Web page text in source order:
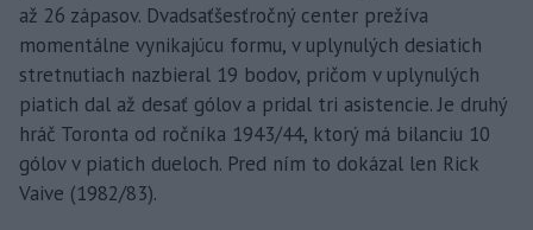
až 26 zápasov. Dvadsaťšesťročný center prežíva
momentálne vynikajúcu formu, v uplynulých desiatich
stretnutiach nazbieral 19 bodov, pričom v uplynulých
piatich dal až desať gólov a pridal tri asistencie. Je druhý
hráč Toronta od ročníka 1943/44, ktorý má bilanciu 10
gólov v piatich dueloch. Pred ním to dokázal len Rick
Vaive (1982/83).